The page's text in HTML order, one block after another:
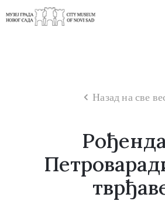
Назад на све